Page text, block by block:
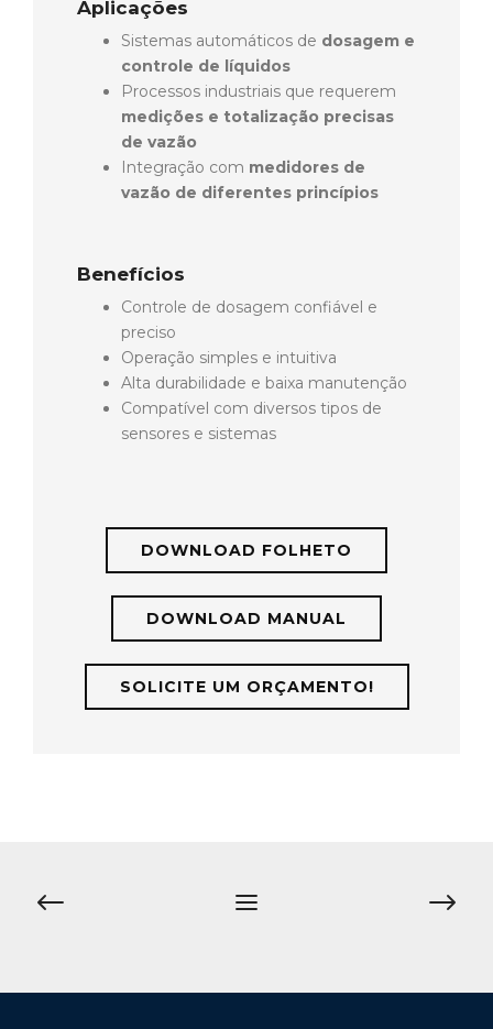
Aplicações
Sistemas automáticos de dosagem e
controle de líquidos
Processos industriais que requerem
medições e totalização precisas
de vazão
Integração com medidores de
vazão de diferentes princípios
Benefícios
Controle de dosagem confiável e
preciso
Operação simples e intuitiva
Alta durabilidade e baixa manutenção
Compatível com diversos tipos de
sensores e sistemas
DOWNLOAD FOLHETO
DOWNLOAD MANUAL
SOLICITE UM ORÇAMENTO!